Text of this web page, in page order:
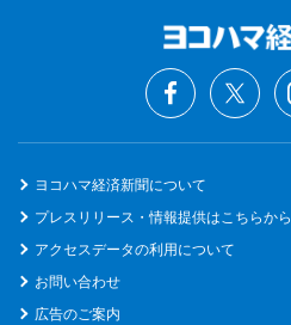
ヨコハマ経済新聞について
プレスリリース・情報提供はこちらから
アクセスデータの利用について
お問い合わせ
広告のご案内